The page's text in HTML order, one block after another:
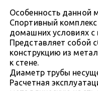
Особенность данной
Спортивный
домашних условиях
Представляет собой
конструкцию из
к стене.
Диаметр трубы
Расчетная